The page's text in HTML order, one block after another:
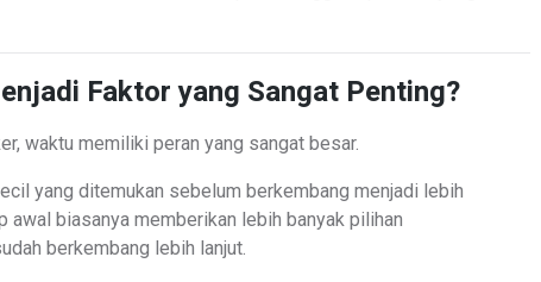
Faktor yang Sangat Penting?
waktu memiliki peran yang sangat besar.
yang ditemukan sebelum berkembang menjadi lebih
awal biasanya memberikan lebih banyak pilihan
berkembang lebih lanjut.